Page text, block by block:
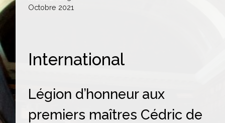
Octobre 2021
International
Légion d’honneur aux
premiers maîtres Cédric de